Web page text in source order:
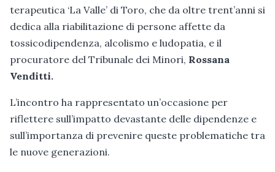
terapeutica ‘La Valle’ di Toro, che da oltre trent’anni si
dedica alla riabilitazione di persone affette da
tossicodipendenza, alcolismo e ludopatia, e il
procuratore del Tribunale dei Minori, Rossana
Venditti.
L’incontro ha rappresentato un’occasione per
riflettere sull’impatto devastante delle dipendenze e
sull’importanza di prevenire queste problematiche tra
le nuove generazioni.